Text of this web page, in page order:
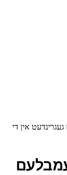
אין די
עמבלעם